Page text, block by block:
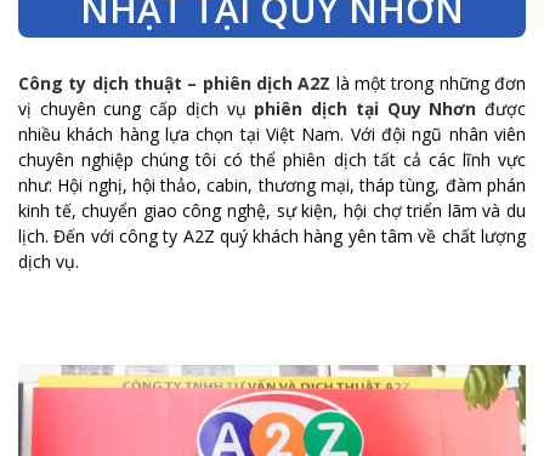
Công ty dịch thuật – phiên dịch A2Z là một trong những đơn
vị chuyên cung cấp dịch vụ phiên dịch tại Quy Nhơn được
nhiều khách hàng lựa chọn tại Việt Nam. Với đội ngũ nhân viên
chuyên nghiệp chúng tôi có thể phiên dịch tất cả các lĩnh vực
như: Hội nghị, hội thảo, cabin, thương mại, tháp tùng, đàm phán
kinh tế, chuyển giao công nghệ, sự kiện, hội chợ triển lãm và du
lịch. Đến với công ty A2Z quý khách hàng yên tâm về chất lượng
dịch vụ.